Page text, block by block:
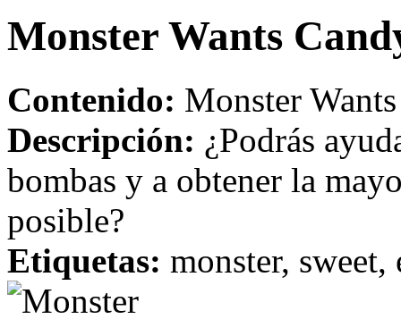
Monster Wants
Contenido: Monster
Descripción: ¿Podrás
bombas y a obtener la
posible?
Etiquetas: monster, sweet,